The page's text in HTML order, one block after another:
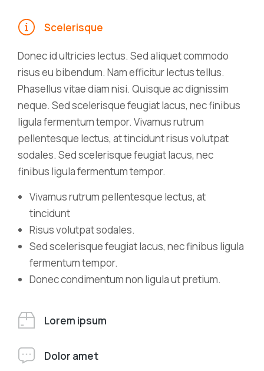
Scelerisque
Donec id ultricies lectus. Sed aliquet commodo
risus eu bibendum. Nam efficitur lectus tellus.
Phasellus vitae diam nisi. Quisque ac dignissim
neque. Sed scelerisque feugiat lacus, nec finibus
ligula fermentum tempor. Vivamus rutrum
pellentesque lectus, at tincidunt risus volutpat
sodales. Sed scelerisque feugiat lacus, nec
finibus ligula fermentum tempor.
Vivamus rutrum pellentesque lectus, at
tincidunt
Risus volutpat sodales.
Sed scelerisque feugiat lacus, nec finibus ligula
fermentum tempor.
Donec condimentum non ligula ut pretium.
Lorem ipsum
Dolor amet